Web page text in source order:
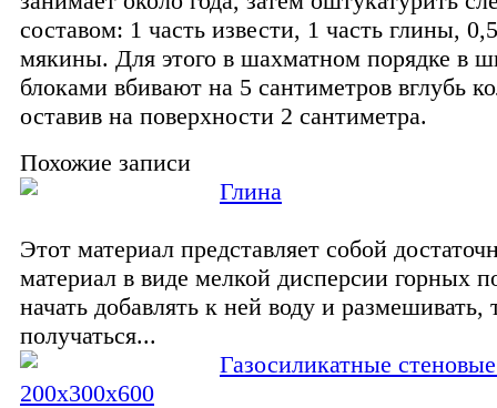
составом: 1 часть извести, 1 часть глины,
мякины. Для этого в шахматном порядке в
блоками вбивают на 5 сантиметров вглубь
оставив на поверхности 2 сантиметра.
Похожие записи
Глина
Этот материал представляет собой
материал в виде мелкой дисперсии горных
начать добавлять к ней воду и размешивать,
получаться...
Газосиликатные
200х300х600